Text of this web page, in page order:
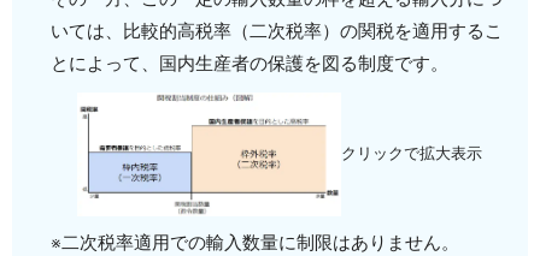
Typical snakes, water snakes, whipsnakes
(ﾍﾋﾞ類、ﾐｽﾞﾍﾋﾞ類、ﾑﾁﾍﾋﾞ類)
いては、比較的高税率（二次税率）の関税を適用するこ
とによって、国内生産者の保護を図る制度です。
クリックで拡大表示
※二次税率適用での輸入数量に制限はありません。